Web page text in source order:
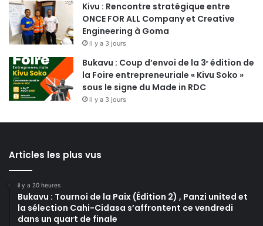
Kivu : Rencontre stratégique entre
ONCE FOR ALL Company et Creative
Engineering à Goma
il y a 3 jours
Bukavu : Coup d’envoi de la 3ᵉ édition de
la Foire entrepreneuriale « Kivu Soko »
sous le signe du Made in RDC
il y a 3 jours
Articles les plus vus
il y a 20 heures
Bukavu : Tournoi de la Paix (Édition 2) , Panzi united et
la sélection Cahi-Cidasa s’affrontent ce vendredi
dans un quart de finale